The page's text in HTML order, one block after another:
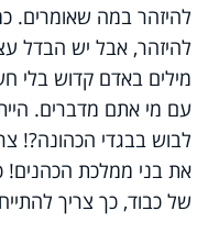
להיזהר במה שאומרים.
להיזהר, אבל יש הבדל
מילים באדם קדוש בלי
עם מי אתם מדברים.
לבוש בבגדי הכהונה?!
את בני ממלכת הכהנים!
של כבוד, כך צריך